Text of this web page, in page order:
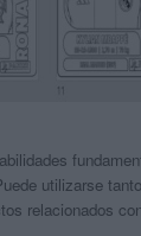
utilizarse
relacionados